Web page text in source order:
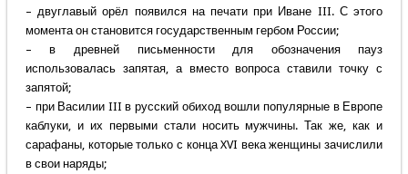
– двуглавый орёл появился на печати при Иване III. С этого
момента он становится государственным гербом России;
– в древней письменности для обозначения пауз
использовалась запятая, а вместо вопроса ставили точку с
запятой;
– при Василии III в русский обиход вошли популярные в Европе
каблуки, и их первыми стали носить мужчины. Так же, как и
сарафаны, которые только с конца XVI века женщины зачислили
в свои наряды;